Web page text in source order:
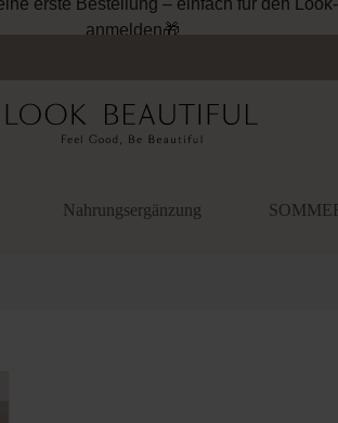
erste Bestellung – einfach für den
anmelden🎁
Nahrungsergänzung